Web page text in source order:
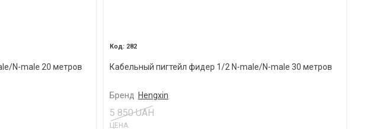
N-male 20 метров
282
Кабельный пигтейл фидер 1/2 N-male/N-male 30 метров
Бренд Hengxin
5 850 UAH
ЦЕНА: